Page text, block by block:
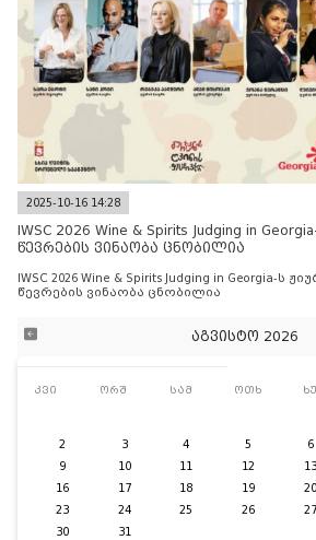
2025-10-16 14:28
IWSC 2026 Wine & Spirits Judging in
წევრების ვინაობა ცნობილია
IWSC 2026 Wine & Spirits Judging in Georgia-ს
წევრების ვინაობა ცნობილია
აგვისტო 2026
კვი ორშ სამ ოთხ
2
3 4 5 6
9
10 11 12 13
16
17 18 19 20
23
24 25 26 27
30
31